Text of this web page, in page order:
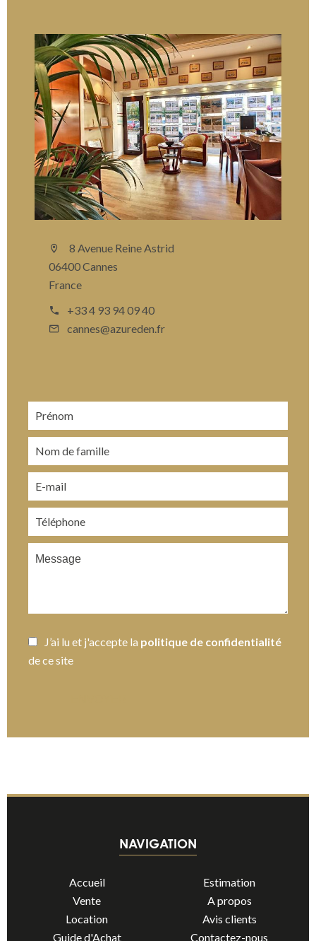
8 Avenue Reine Astrid
06400 Cannes
France
+33 4 93 94 09 40
cannes@azureden.fr
J’ai lu et j'accepte la politique de confidentialité
de ce site
NAVIGATION
Accueil
Vente
Location
Guide d'Achat
Estimation
A propos
Avis clients
Contactez-nous